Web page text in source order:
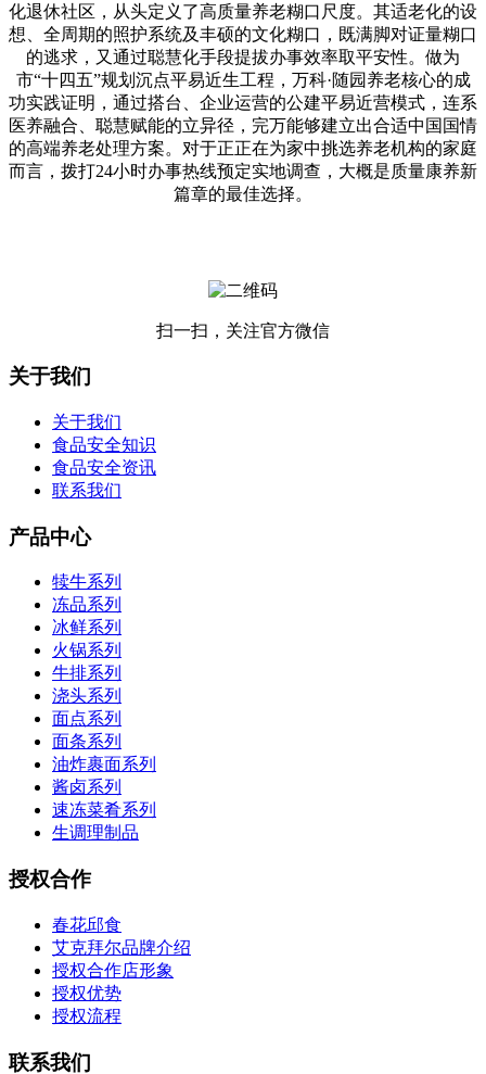
化退休社区，从头定义了高质量养老糊口尺度。其适老化的设
想、全周期的照护系统及丰硕的文化糊口，既满脚对证量糊口
的逃求，又通过聪慧化手段提拔办事效率取平安性。做为
市“十四五”规划沉点平易近生工程，万科·随园养老核心的成
功实践证明，通过搭台、企业运营的公建平易近营模式，连系
医养融合、聪慧赋能的立异径，完万能够建立出合适中国国情
的高端养老处理方案。对于正正在为家中挑选养老机构的家庭
而言，拨打24小时办事热线预定实地调查，大概是质量康养新
篇章的最佳选择。
扫一扫，关注官方微信
关于我们
关于我们
食品安全知识
食品安全资讯
联系我们
产品中心
犊牛系列
冻品系列
冰鲜系列
火锅系列
牛排系列
浇头系列
面点系列
面条系列
油炸裹面系列
酱卤系列
速冻菜肴系列
生调理制品
授权合作
春花邱食
艾克拜尔品牌介绍
授权合作店形象
授权优势
授权流程
联系我们